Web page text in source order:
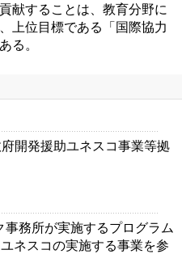
献することは、教育分野に
上位目標である「国際協力
る。
開発援助ユネスコ事業等拠
務所が実施するプログラム
ネスコの実施する事業を参